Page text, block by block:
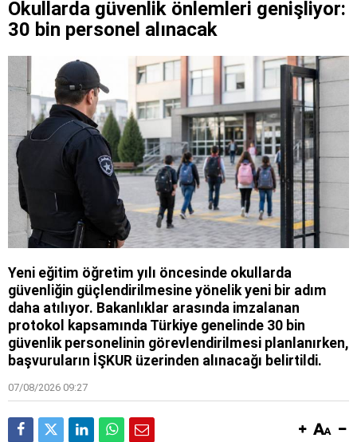
Okullarda güvenlik önlemleri genişliyor:
30 bin personel alınacak
Yeni eğitim öğretim yılı öncesinde okullarda
güvenliğin güçlendirilmesine yönelik yeni bir adım
daha atılıyor. Bakanlıklar arasında imzalanan
protokol kapsamında Türkiye genelinde 30 bin
güvenlik personelinin görevlendirilmesi planlanırken,
başvuruların İŞKUR üzerinden alınacağı belirtildi.
07/08/2026 09:27